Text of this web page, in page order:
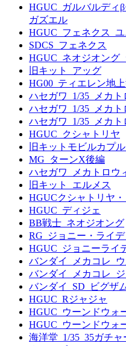
HGUC_ガルバルディ
ガズエル
HGUC_フェネクス_
SDCS_フェネクス
HGUC_ネオジオング_
旧キット_アッグ
HG00_ティエレン地
ハセガワ_1/35_メカト
ハセガワ_1/35_メカ
ハセガワ_1/35_メカ
HGUC_クシャトリヤ
旧キットモビルカプ
MG_ターンX後編
ハセガワ_メカトロウ
旧キット_エルメス
HGUCクシャトリヤ
HGUC_ディジェ
BB戦士_ネオジオング
RG_ジョニー・ライ
HGUC_ジョニーライ
バンダイ_メカコレ_
バンダイ_メカコレ_
バンダイ_SD_ビグザ
HGUC_Rジャジャ
HGUC_ウーンドウォ
HGUC_ウーンドウォ
海洋堂_1/35_35ガチャ